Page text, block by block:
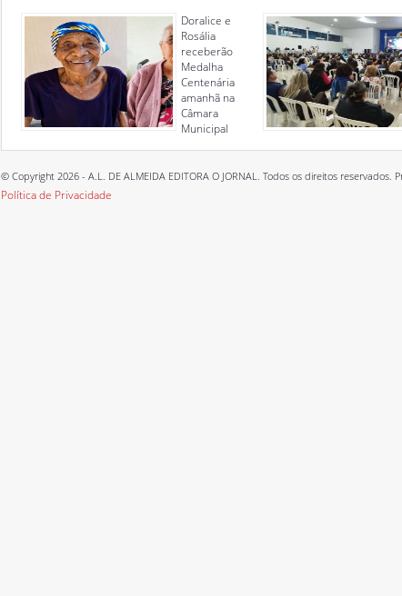
Doralice e
Rosália
receberão
Medalha
Centenária
amanhã na
Câmara
Municipal
© Copyright 2026 - A.L. DE ALMEIDA EDITORA O JORNAL. Todos os direitos
Política de Privacidade